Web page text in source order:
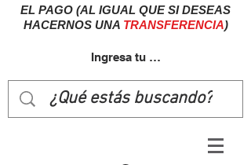
EL PAGO (AL IGUAL QUE SI DESEAS
HACERNOS UNA TRANSFERENCIA)
Ingresa tu usuairo